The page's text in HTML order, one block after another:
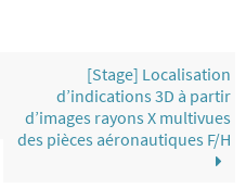
[Stage] Localisation
d’indications 3D à partir
d’images rayons X multivues
des pièces aéronautiques F/H